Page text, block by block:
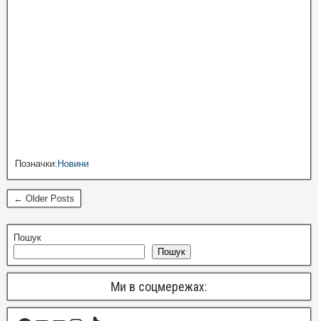
Позначки:Новини
← Older Posts
Пошук
Пошук
Ми в соцмережах: